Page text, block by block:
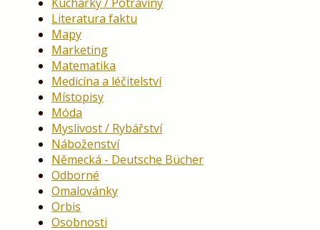
Literatura faktu
Mapy
Marketing
Matematika
Medicína a léčitelství
Místopisy
Móda
Myslivost / Rybářství
Náboženství
Německá - Deutsche Bücher
Odborné
Omalovánky
Orbis
Osobnosti